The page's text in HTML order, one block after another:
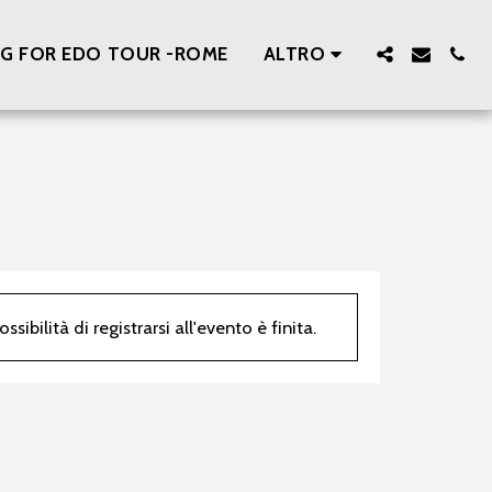
FOR EDO TOUR -ROME ALTRO
di registrarsi all'evento è finita.